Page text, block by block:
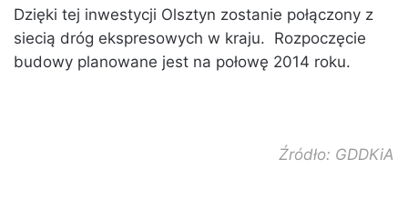
Dzięki tej inwestycji Olsztyn zostanie połączony z
siecią dróg ekspresowych w kraju. Rozpoczęcie
budowy planowane jest na połowę 2014 roku.
Źródło: GDDKiA